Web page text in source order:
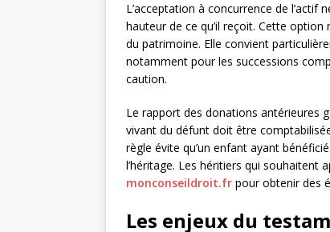
L’acceptation à concurrence de l’actif
hauteur de ce qu’il reçoit. Cette
du patrimoine. Elle convient
notamment pour les successions
caution.
Le rapport des donations antérieures
vivant du défunt doit être
règle évite qu’un enfant ayant
l’héritage. Les héritiers qui souhaitent
monconseildroit.fr pour obtenir des
Les enjeux du